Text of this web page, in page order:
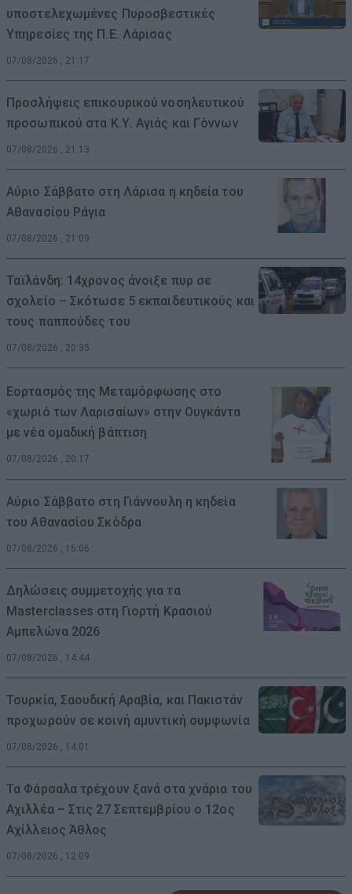
υποστελεχωμένες Πυροσβεστικές
Υπηρεσίες της Π.Ε. Λάρισας
07/08/2026 , 21:17
Προσλήψεις επικουρικού νοσηλευτικού
προσωπικού στα Κ.Υ. Αγιάς και Γόννων
07/08/2026 , 21:13
Αύριο Σάββατο στη Λάρισα η κηδεία του
Αθανασίου Ράγια
07/08/2026 , 21:09
Ταϊλάνδη: 14χρονος άνοιξε πυρ σε
σχολείο – Σκότωσε 5 εκπαιδευτικούς και
τους παππούδες του
07/08/2026 , 20:35
Εορτασμός της Μεταμόρφωσης στο
«χωριό των Λαρισαίων» στην Ουγκάντα
με νέα ομαδική βάπτιση
07/08/2026 , 20:17
Αύριο Σάββατο στη Γιάννουλη η κηδεία
του Αθανασίου Σκόδρα
07/08/2026 , 15:06
Δηλώσεις συμμετοχής για τα
Masterclasses στη Γιορτή Κρασιού
Αμπελώνα 2026
07/08/2026 , 14:44
Τουρκία, Σαουδική Αραβία, και Πακιστάν
προχωρούν σε κοινή αμυντική συμφωνία
07/08/2026 , 14:01
Τα Φάρσαλα τρέχουν ξανά στα χνάρια του
Αχιλλέα – Στις 27 Σεπτεμβρίου ο 12ος
Αχίλλειος Άθλος
07/08/2026 , 12:09